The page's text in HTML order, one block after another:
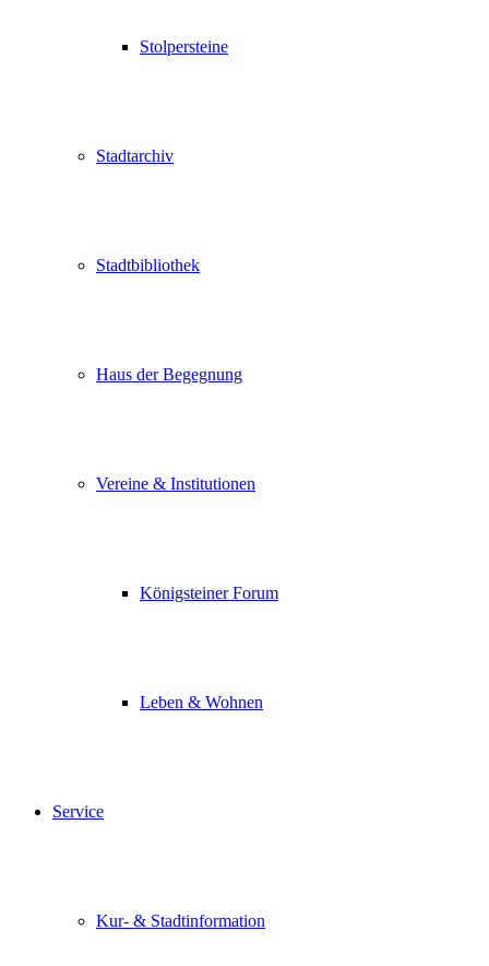
Stolpersteine
Stadtarchiv
Stadtbibliothek
Haus der Begegnung
Vereine & Institutionen
Königsteiner Forum
Leben & Wohnen
Service
Kur- & Stadtinformation